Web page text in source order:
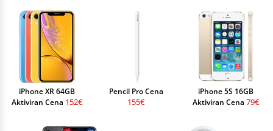
iPhone XR 64GB
Aktiviran Cena 152€
Pencil Pro Cena
155€
iPhone 5S 16GB
Aktiviran Cena 79€